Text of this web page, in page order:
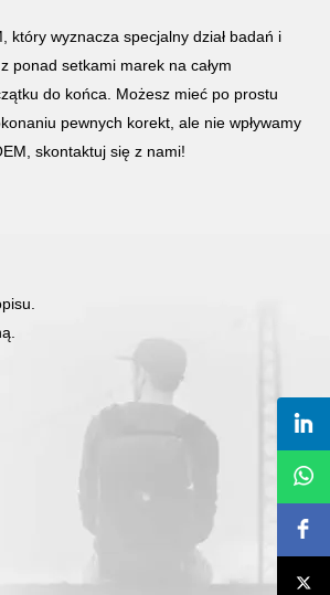
wyznacza specjalny dział badań i
ponad setkami marek na całym
do końca. Możesz mieć po prostu
pewnych korekt, ale nie wpływamy
skontaktuj się z nami!